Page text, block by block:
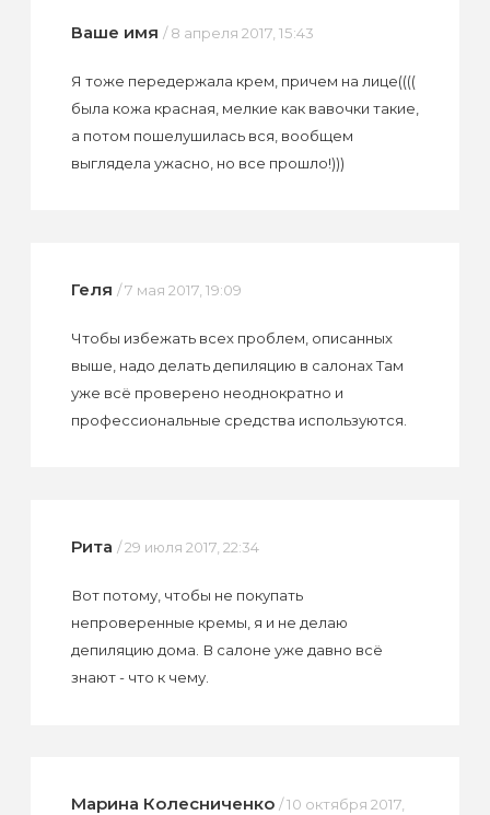
Ваше имя / 8 апреля 2017, 15:43
Я тоже передержала крем, причем на лице((((
была кожа красная, мелкие как вавочки такие,
а потом пошелушилась вся, вообщем
выглядела ужасно, но все прошло!)))
Геля / 7 мая 2017, 19:09
Чтобы избежать всех проблем, описанных
выше, надо делать депиляцию в салонах Там
уже всё проверено неоднократно и
профессиональные средства используются.
Рита / 29 июля 2017, 22:34
Вот потому, чтобы не покупать
непроверенные кремы, я и не делаю
депиляцию дома. В салоне уже давно всё
знают - что к чему.
Марина Колесниченко / 10 октября 2017,